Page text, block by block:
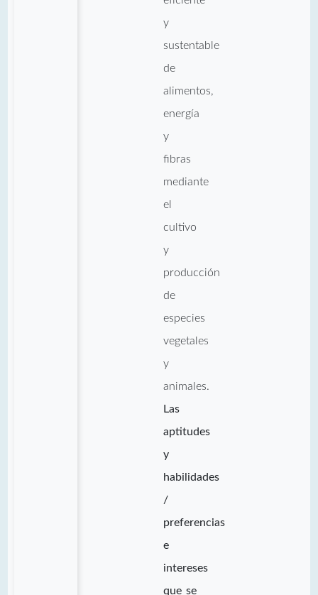
y
sustentable
de
alimentos,
energía
y
fibras
mediante
el
cultivo
y
producción
de
especies
vegetales
y
animales.
Las
aptitudes
y
habilidades
/
preferencias
e
intereses
que se